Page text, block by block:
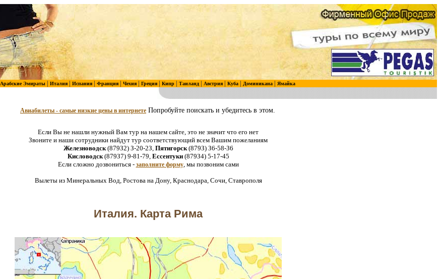
Арабские Эмираты| Италия| Испания| Франция| Чехия| Греция| Кипр| Таиланд| Австрия| Куба| Доминикана| Ямайка
Авиабилеты - самые низкие цены в интернете Попробуйте поискать и убедитесь в этом.
Если Вы не нашли нужный Вам тур на нашем сайте, это не значит что его нет
Звоните и наши сотрудники найдут тур соответствующий всем Вашим пожеланиям
Железноводск(879З2) З-20-2З, Пятигорск(879З) З6-58-З6
Кисловодск(879З7) 9-81-79, Ессентуки(879З4) 5-17-45
Если сложно дозвониться - заполните форму, мы позвоним сами
Вылеты из Минеральных Вод, Ростова на Дону, Краснодара, Сочи, Ставрополя
Италия. Карта Рима